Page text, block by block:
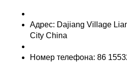
Адрес: Dajiang Village
City China
Номер телефона: 86